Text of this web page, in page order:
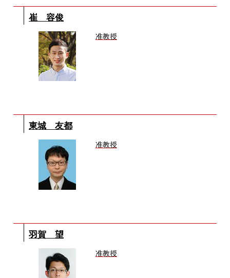
崔 容俊
准教授
東城 友都
准教授
羽賀 望
准教授